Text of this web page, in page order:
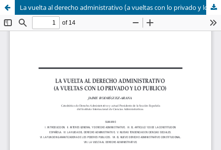
La vuelta al derecho administrativo (a vueltas con lo privado y lo publico)